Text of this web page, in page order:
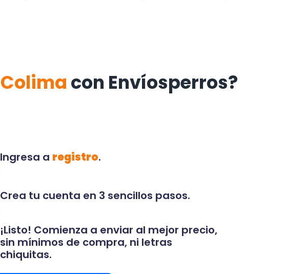
Colima con Envíosperros?
Ingresa a registro.
Crea tu cuenta en 3 sencillos pasos.
¡Listo! Comienza a enviar al mejor precio,
sin mínimos de compra, ni letras
chiquitas.